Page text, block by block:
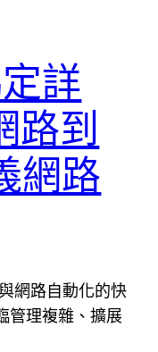
詳
路到
網路
網路自動化的快
管理複雜、擴展